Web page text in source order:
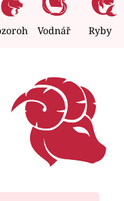
Vodnář Ryby